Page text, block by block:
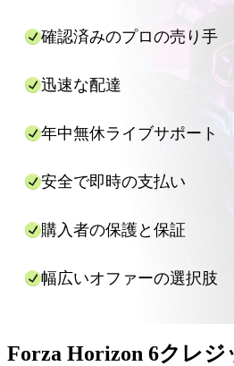
コードが直接受け取れる
グイン情報の入力が必要な
「今すぐ購入」ボタンをク
次のウィンドウで支払いオ
細を入力して「今すぐ支払
課金が割り当てられた時間
に完了するのを待ちます。
加情報を必要とする場合は
ウィンドウ内で直接問い合
文処理中はチャットウィン
さい。
以上で完了です！エルドラドggを
をより安く、迅速かつ安全に課金
ることで、いつでもご連絡いただけ
確認済みのプロの売り手
迅速な配達
年中無休ライブサポート
安全で即時の支払い
購入者の保護と保証
幅広いオファーの選択肢
Forza Horizon 6クレジ